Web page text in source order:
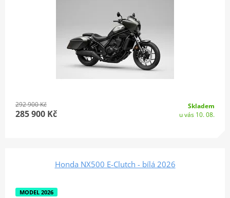
292 900 Kč
285 900 Kč
Skladem
u vás 10. 08.
Honda NX500 E-Clutch - bílá 2026
MODEL 2026